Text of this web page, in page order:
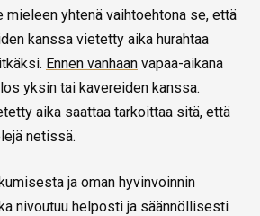
mieleen yhtenä vaihtoehtona se, että
kanssa vietetty aika hurahtaa
Ennen vanhaan vapaa-aikana
yksin tai kavereiden kanssa.
aika saattaa tarkoittaa sitä, että
netissä.
ja oman hyvinvoinnin
nivoutuu helposti ja säännöllisesti